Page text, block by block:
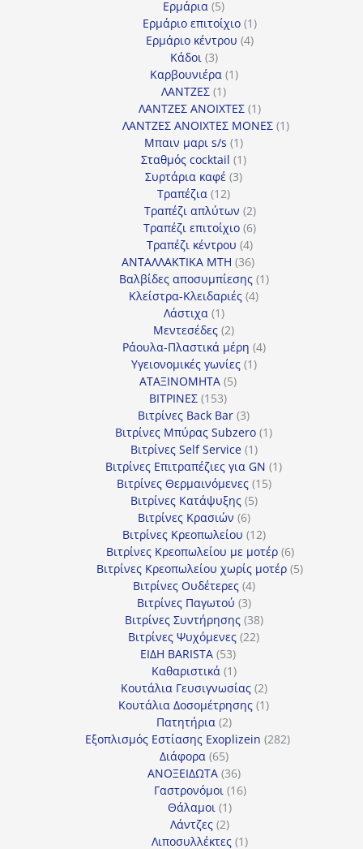
Ερμάρια 55
προϊόντα
Ερμάριο επιτοίχιο 11
προϊόν
Ερμάριο κέντρου 44
Κάδοι 33
προϊόντα
Καρβουνιέρα 11
ΛΑΝΤΖΕΣ 11
προϊόν
ΛΑΝΤΖΕΣ ΑΝΟΙΧΤΕΣ 11
προϊόν
ΛΑΝΤΖΕΣ ΑΝΟΙΧΤΕΣ ΜΟΝΕΣ 11
Μπαιν μαρι s/s 11
προϊόν
Σταθμός cocktail 11
Συρτάρια καφέ 33
Τραπέζια 1212
προϊόντα
Τραπέζι απλύτων 22
προϊόντα
Τραπέζι επιτοίχιο 66
προϊόντα
Τραπέζι κέντρου 44
προϊόντα
ΑΝΤΑΛΛΑΚΤΙΚΑ MTH 3636
προϊόντα
Βαλβίδες αποσυμπίεσης 11
Κλείστρα-Κλειδαριές 44
Λάστιχα 11
προϊόν
Μεντεσέδες 22
προϊόντα
Ράουλα-Πλαστικά μέρη 44
Υγειονομικές γωνίες 11
ΑΤΑΞΙΝΟΜΗΤΑ 55
ΒΙΤΡΙΝΕΣ 153153
προϊόντα
Βιτρίνες Back Bar 33
προϊόντα
Βιτρίνες Mπύρας Subzero 11
Βιτρίνες Self Service 11
προϊόν
Βιτρίνες Επιτραπέζιες για GN 11
Βιτρίνες Θερμαινόμενες 1515
Βιτρίνες Κατάψυξης 55
Βιτρίνες Κρασιών 66
προϊόντα
Βιτρίνες Κρεοπωλείου 1212
προϊόντα
Βιτρίνες Κρεοπωλείου με μοτέρ 66
προϊόντα
Βιτρίνες Κρεοπωλείου χωρίς μοτέρ 55
Βιτρίνες Ουδέτερες 44
προϊόντα
Βιτρίνες Παγωτού 33
προϊόντα
Βιτρίνες Συντήρησης 3838
προϊόντα
Βιτρίνες Ψυχόμενες 2222
ΕΙΔΗ BARISTA 5353
προϊόντα
Καθαριστικά 11
προϊόν
Κουτάλια Γευσιγνωσίας 22
προϊόντα
Κουτάλια Δοσομέτρησης 11
Πατητήρια 22
προϊόντα
Εξοπλισμός Εστίασης Exoplizein 282282
Διάφορα 6565
προϊόντα
ΑΝΟΞΕΙΔΩΤΑ 3636
προϊόντα
Γαστρονόμοι 1616
Θάλαμοι 11
προϊόν
Λάντζες 22
προϊόντα
Λιποσυλλέκτες 11